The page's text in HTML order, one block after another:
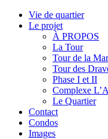
Vie de quartier
Le projet
À PROPOS
La Tour
Tour de la
Tour des
Phase I et II
Complexe
Le Quartier
Contact
Condos
Images